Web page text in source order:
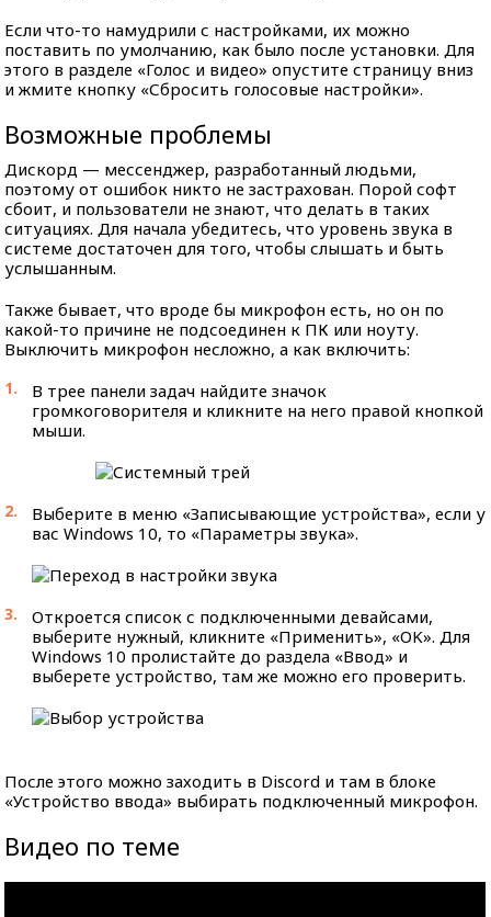
Если что-то намудрили с настройками, их можно
поставить по умолчанию, как было после установки. Для
этого в разделе «Голос и видео» опустите страницу вниз
и жмите кнопку «Сбросить голосовые настройки».
Возможные проблемы
Дискорд — мессенджер, разработанный людьми,
поэтому от ошибок никто не застрахован. Порой софт
сбоит, и пользователи не знают, что делать в таких
ситуациях. Для начала убедитесь, что уровень звука в
системе достаточен для того, чтобы слышать и быть
услышанным.
Также бывает, что вроде бы микрофон есть, но он по
какой-то причине не подсоединен к ПК или ноуту.
Выключить микрофон несложно, а как включить:
В трее панели задач найдите значок
громкоговорителя и кликните на него правой кнопкой
мыши.
Выберите в меню «Записывающие устройства», если у
вас Windows 10, то «Параметры звука».
Откроется список с подключенными девайсами,
выберите нужный, кликните «Применить», «OK». Для
Windows 10 пролистайте до раздела «Ввод» и
выберете устройство, там же можно его проверить.
После этого можно заходить в Discord и там в блоке
«Устройство ввода» выбирать подключенный микрофон.
Видео по теме